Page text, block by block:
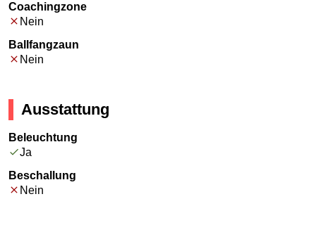
Coachingzone
Nein
Ballfangzaun
Nein
Ausstattung
Beleuchtung
Ja
Beschallung
Nein